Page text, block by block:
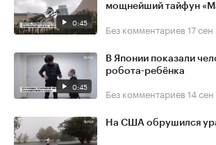
0:45
мощнейший тайфун
Без комментариев 17
0:45
В Японии показали
робота-ребёнка
Без комментариев 14
На США обрушился